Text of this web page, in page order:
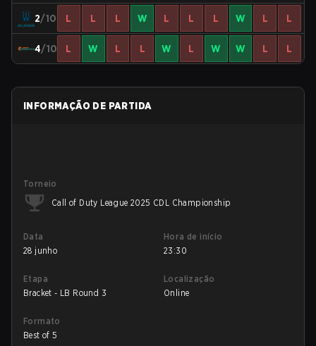
2/10 L L L W L L L W L L
4/10 L W L L W L W W L L
INFORMAÇÃO DE PARTIDA
Torneio
Call of Duty League 2025 CDL Championship
Data
28 junho
Hora de início
23:30
Etapa
Bracket - LB Round 3
Localização
Online
Formato
Best of 5